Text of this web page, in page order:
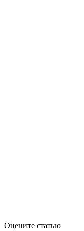
Оцените статью